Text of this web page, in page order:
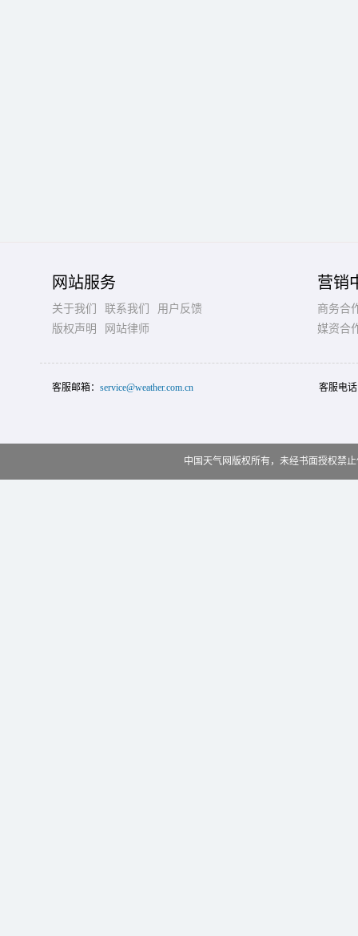
网站服务
关于我们 联系我们
用户反馈
版权声明
网站律师
营销
商务合
媒资合
客服邮箱： service@weather.com.cn 客服电
中国天气网版权所有，未经书面授权